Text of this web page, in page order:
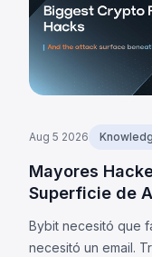
Aug 5 2026
Mayores
Superficie de
Bybit necesitó que
necesitó un email.